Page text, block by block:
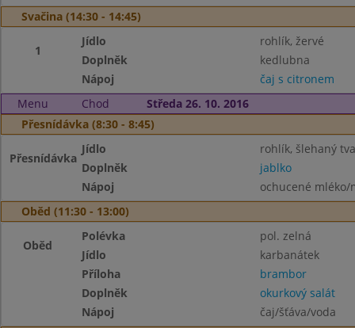
Svačina (14:30 - 14:45)
1
Jídlo
rohlík, žervé
Doplněk
kedlubna
Nápoj
čaj s citronem
Menu
Chod
Středa 26. 10. 2016
Přesnídávka (8:30 - 8:45)
Přesnídávka
Jídlo
rohlík, šlehaný
Doplněk
jablko
Nápoj
ochucené
Oběd (11:30 - 13:00)
Oběd
Polévka
pol. zelná
Jídlo
karbanátek
Příloha
brambor
Doplněk
okurkový salát
Nápoj
čaj/šťáva/voda